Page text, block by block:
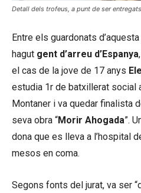
Detall dels trofeus, a punt de ser
Entre els guardonats
hagut gent d’arreu d’Espanya
el cas de la jove de 17 anys
estudia 1r de batxillerat social
Montaner i va quedar finalista
seva obra “Morir Ahogada”.
dona que es lleva a l’hospital
mesos en coma.
Segons fonts del jurat, va ser